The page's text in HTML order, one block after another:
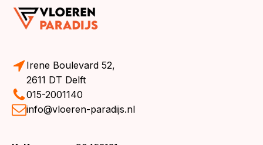
Irene Boulevard 52,
2611 DT Delft
015-2001140
info@vloeren-paradijs.nl